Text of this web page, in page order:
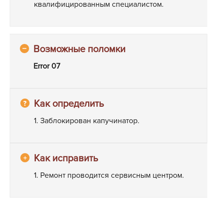
квалифицированным специалистом.
Error 07
1. Заблокирован капучинатор.
1. Ремонт проводится сервисным центром.